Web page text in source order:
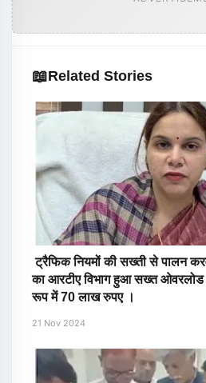
📖Related Stories
ट्रैफिक नियमों की सख्ती से पालन
का आरटीए विभाग हुआ सख्त
रूप में 70 लाख रुपए ।
21 Nov 2024